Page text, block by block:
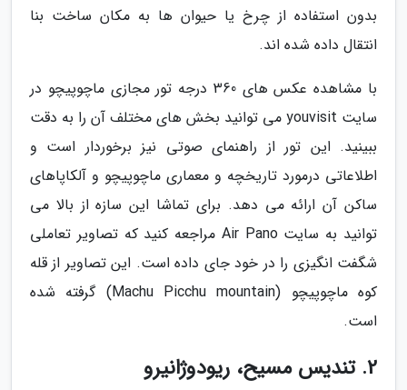
بدون استفاده از چرخ یا حیوان ها به مکان ساخت بنا
انتقال داده شده اند.
با مشاهده عکس های 360 درجه تور مجازی ماچوپیچو در
سایت youvisit می توانید بخش های مختلف آن را به دقت
ببینید. این تور از راهنمای صوتی نیز برخوردار است و
اطلاعاتی درمورد تاریخچه و معماری ماچوپیچو و آلکاپاهای
ساکن آن ارائه می دهد. برای تماشا این سازه از بالا می
توانید به سایت Air Pano مراجعه کنید که تصاویر تعاملی
شگفت انگیزی را در خود جای داده است. این تصاویر از قله
کوه ماچوپیچو (Machu Picchu mountain) گرفته شده
است.
2. تندیس مسیح، ریودوژانیرو